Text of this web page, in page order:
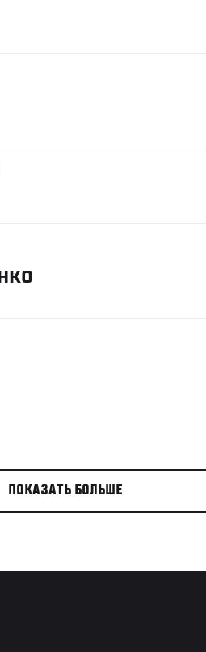
ПОКАЗАТЬ БОЛЬШЕ